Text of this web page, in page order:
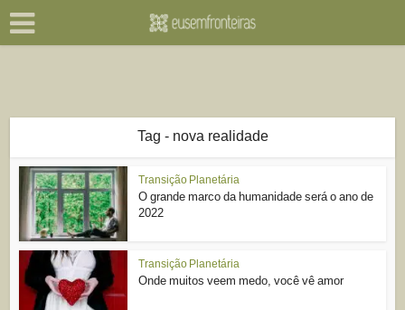
Tag - nova realidade
Transição Planetária
O grande marco da humanidade será o ano de
2022
Transição Planetária
Onde muitos veem medo, você vê amor